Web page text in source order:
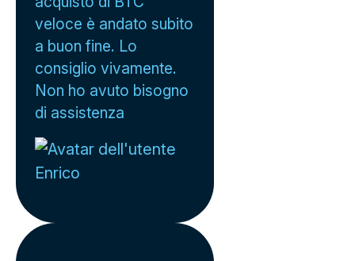
veloce è andato subito
a buon fine. Lo
consiglio vivamente.
Non ho avuto bisogno
di assistenza
Enrico